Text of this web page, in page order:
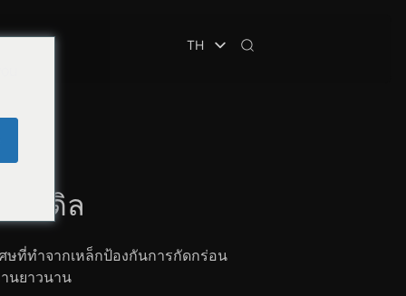
TH
ฮนเดิล
ศษที่ทำจากเหล็กป้องกันการกัดกร่อน
นยาวนาน